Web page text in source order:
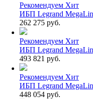
Рекомендуем Хит
ИБП Legrand
262 275 руб.
Рекомендуем Хит
ИБП Legrand
493 821 руб.
Рекомендуем Хит
ИБП Legrand
448 054 руб.